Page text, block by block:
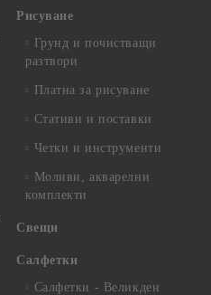
Рисуване
Грунд и почистващи
разтвори
Платна за рисуване
Стативи и поставки
Четки и инструменти
Моливи, акварелни
комплекти
Свещи
Салфетки
Салфетки - Великден